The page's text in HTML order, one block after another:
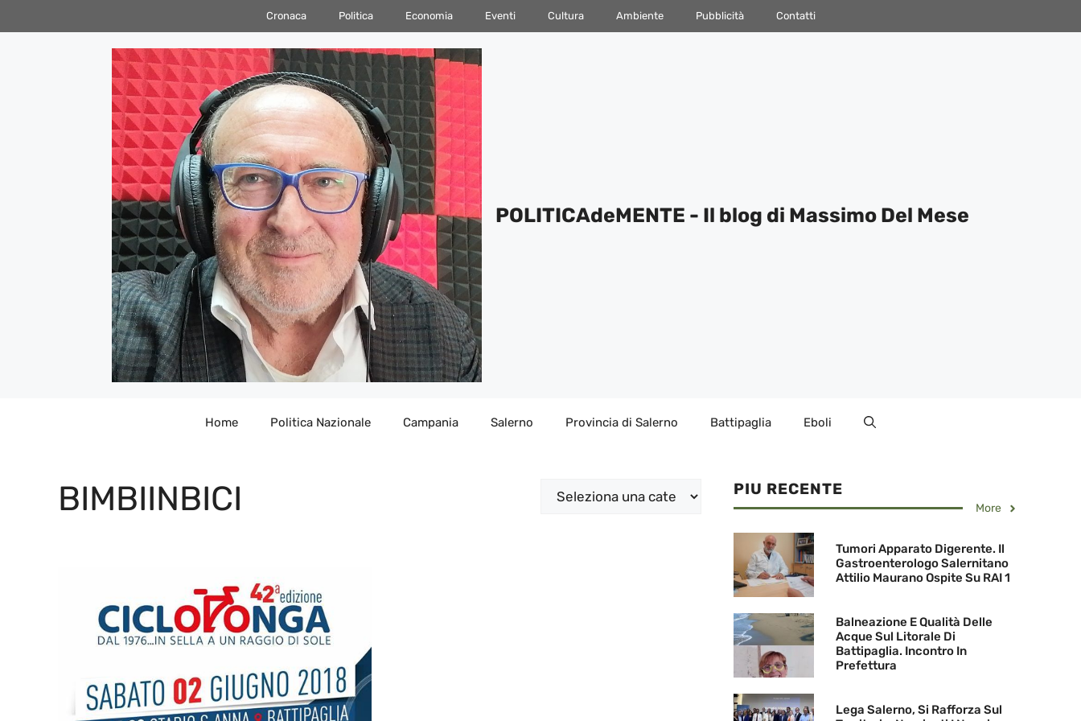
al
Cronaca Politica Economia Eventi Cultura Ambiente Pubblicità Contatti
POLITICAdeMENTE - Il blog di Massimo Del Mese
Home Politica Nazionale Campania Salerno Provincia di Salerno Battipaglia Eboli
BIMBIINBICI Categorie PIU RECENTE
More
Tumori Apparato Digerente. Il
Gastroenterologo Salernitano
Attilio Maurano Ospite Su RAI 1
Balneazione E Qualità Delle
Acque Sul Litorale Di
Battipaglia. Incontro In
Prefettura
Lega Salerno, Si Rafforza Sul